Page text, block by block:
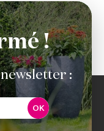
!
:
OK